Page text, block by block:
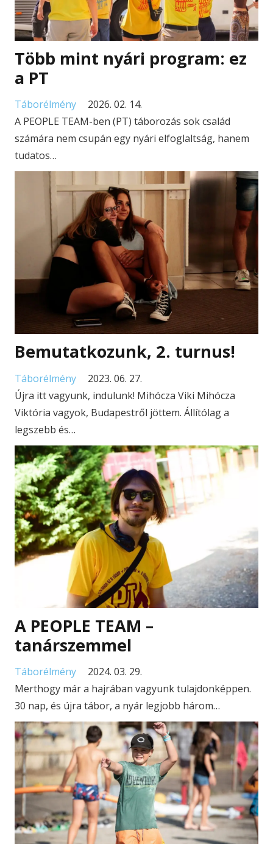
Több mint nyári program: ez
a PT
Táborélmény
2026. 02. 14.
A PEOPLE TEAM-ben (PT) táborozás sok család
számára nem csupán egy nyári elfoglaltság, hanem
tudatos…
Bemutatkozunk, 2. turnus!
Táborélmény
2023. 06. 27.
Újra itt vagyunk, indulunk! Mihócza Viki Mihócza
Viktória vagyok, Budapestről jöttem. Állítólag a
legszebb és…
A PEOPLE TEAM –
tanárszemmel
Táborélmény
2024. 03. 29.
Merthogy már a hajrában vagyunk tulajdonképpen.
30 nap, és újra tábor, a nyár legjobb három…